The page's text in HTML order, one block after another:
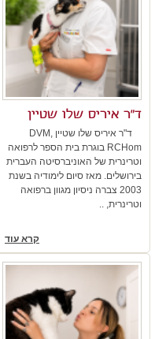
ד"ר איריס שלו שטיין
ד"ר איריס שלו שטיין DVM,
RCHom בוגרת בית הספר לרפואה
וטרינרית של האוניברסיטה העברית
בירושלים. מאז סיום לימודיה בשנת
2003 צברה ניסיון מגוון ברפואה
וטרינרית, ..
קרא עוד